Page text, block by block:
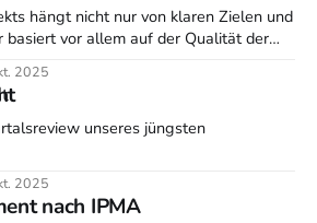
hängt nicht nur von klaren Zielen und
basiert vor allem auf der Qualität der
Teams auf Kurs, sorgt für
Missverständnisse. Studien zeigen,
zu Zeitverlust, erhöhter
2025
unseres jüngsten
2025
nach IPMA